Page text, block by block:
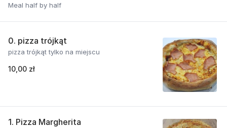
Meal half by half
0. pizza trójkąt
pizza trójkąt tylko na miejscu
10,00 zł
1. Pizza Margherita